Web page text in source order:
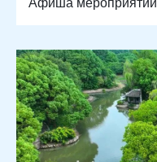
Афиша